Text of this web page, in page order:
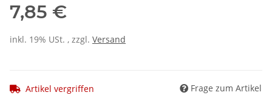
7,85 €
inkl. 19% USt. , zzgl. Versand
Artikel vergriffen Frage zum Artikel